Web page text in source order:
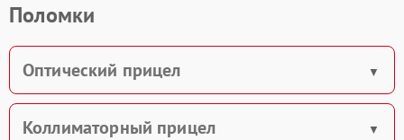
Поломки
Оптический прицел
Коллиматорный прицел